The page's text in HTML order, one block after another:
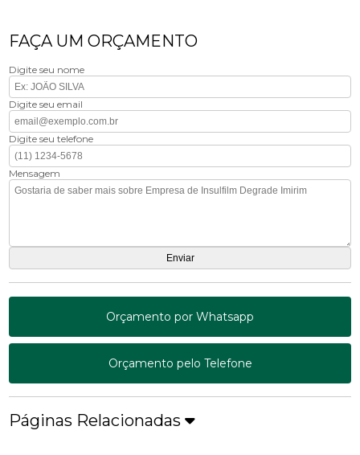
FAÇA UM ORÇAMENTO
Digite seu nome
Digite seu email
Digite seu telefone
Mensagem
Orçamento por Whatsapp
Orçamento pelo Telefone
Páginas Relacionadas